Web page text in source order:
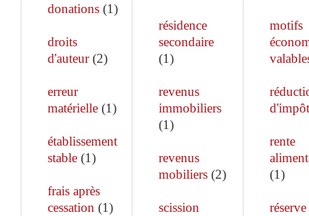
donations (1)
droits
d'auteur(2)
erreur
matérielle (1)
établissement
stable (1)
frais après
cessation (1)
résidence
secondaire
(1)
revenus
immobiliers
(1)
revenus
mobiliers(2)
scission
motifs
d'impôt
rente
(1)
réserve